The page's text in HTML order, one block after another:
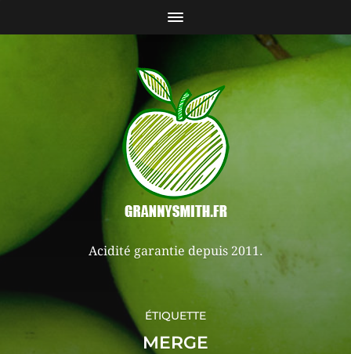
Acidité garantie depuis 2011.
ÉTIQUETTE
MERGE